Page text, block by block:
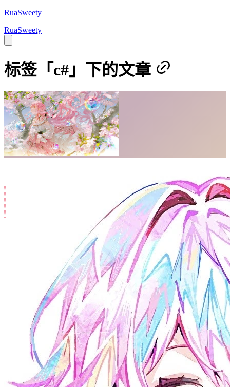
RuaSweety
RuaSweety
标签「c#」下的文章
26-03-03
不是哥们这类型到底是个啥——深入理解 C#
泛型
Roslyn 源生成器与预处理编程（一）
.NET.NET 内存模型简介
26-01-04 .NET 新特性：基于代码生成的正则表达式
14k 字